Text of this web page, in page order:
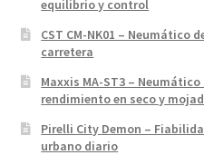
equilibrio y control
CST CM-NK01 – Neumático
carretera
Maxxis MA-ST3 –
rendimiento en seco y
Pirelli City Demon –
urbano diario